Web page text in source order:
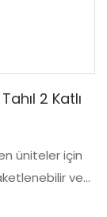
2 Katlı
üniteler için
ve